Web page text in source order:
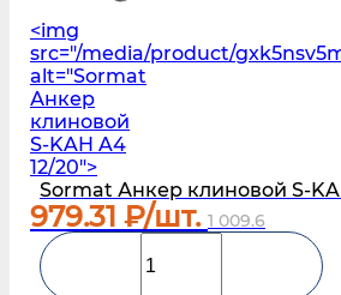
<img
src="/media/product/
alt="Sormat
Анкер
клиновой
S‑KAH A4
12/20">
Sormat Анкер клиновой
979.31 ₽/шт. 1 009.6